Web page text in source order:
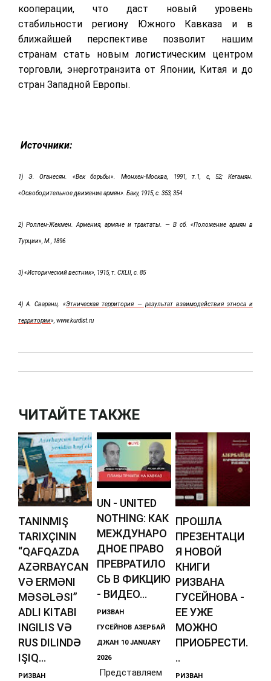
кооперации, что даст новый уровень
стабильности региону Южного Кавказа и в
ближайшей перспективе позволит нашим
странам стать новым логистическим центром
торговли, энерготранзита от Японии, Китая и до
стран Западной Европы.
Источники:
1) Э. Оганесян. «Век борьбы». Мюнхен-Москва, 1991, т.1, с, 52; Кегамян.
«Освободительное движение армян». Баку, 1915, с. 353, 354
2) Роллен-Жекмен. Армения, армяне и трактаты. — В сб. «Положение армян в
Турции», М., 1896
3)«Исторический вестник», 1915, т. CXLII, с. 85
4)А. Сваранц.«Этническая территория — результат взаимодействия этноса и
территории», www.kurdist.ru
ЧИТАЙТЕ ТАКЖЕ
TANINMIŞ
TARIXÇININ
“QAFQAZDA
AZƏRBAYCAN
VƏ ERMƏNI
MƏSƏLƏSI”
ADLI KITABI
INGILIS VƏ
RUS DILINDƏ
IŞIQ...
РИЗВАН
UN - UNITED
NOTHING: КАК
МЕЖДУНАРО
ДНОЕ ПРАВО
ПРЕВРАТИЛО
СЬ В ФИКЦИЮ
- ВИДЕО...
РИЗВАН
ГУСЕЙНОВ АЗЕРБАЙ
ДЖАН 10 JANUARY
2026
Представляем
ПРОШЛА
ПРЕЗЕНТАЦИ
Я НОВОЙ
КНИГИ
РИЗВАНА
ГУСЕЙНОВА -
ЕЕ УЖЕ
МОЖНО
ПРИОБРЕСТИ.
..
РИЗВАН